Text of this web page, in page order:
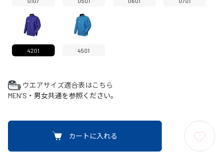
4201 4501
ウエアサイズ適合表はこちら
MEN'S・男女共通を参照ください。
カートに入れる